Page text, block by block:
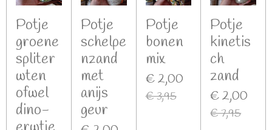
Potje
groene
spliter
wten
ofwel
dino-
Potje
schelpe
nzand
met
anijs
geur
Potje
bonen
mix
€ 2,00
€ 3,95
Potje
kinetis
ch
zand
€ 2,00
€ 7,95